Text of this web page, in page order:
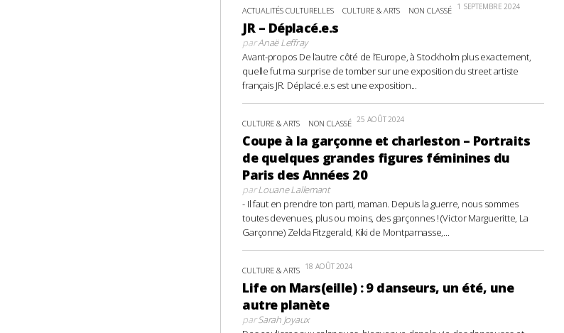
ACTUALITÉS CULTURELLES CULTURE & ARTS NON CLASSÉ 1 SEPTEMBRE 2024
JR – Déplacé.e.s
parAnaë Leffray
Avant-propos De l’autre côté de l’Europe, à Stockholm plus exactement,
quelle fut ma surprise de tomber sur une exposition du street artiste
français JR. Déplacé.e.s est une exposition...
CULTURE & ARTS NON CLASSÉ 25 AOÛT 2024
Coupe à la garçonne et charleston – Portraits
de quelques grandes figures féminines du
Paris des Années 20
parLouane Lallemant
- Il faut en prendre ton parti, maman. Depuis la guerre, nous sommes
toutes devenues, plus ou moins, des garçonnes ! (Victor Margueritte, La
Garçonne) Zelda Fitzgerald, Kiki de Montparnasse,...
CULTURE & ARTS 18 AOÛT 2024
Life on Mars(eille) : 9 danseurs, un été, une
autre planète
parSarah Joyaux